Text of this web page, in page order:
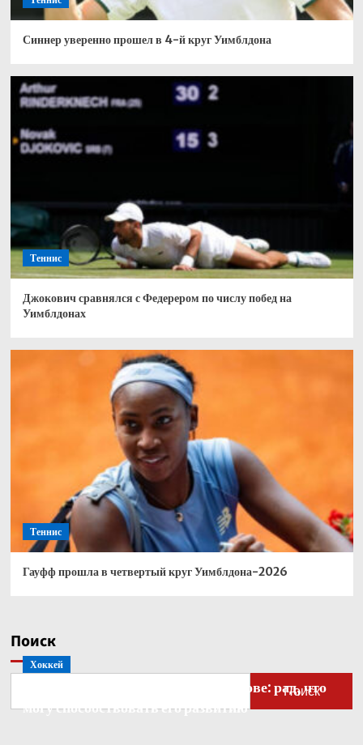
Синнер уверенно прошел в 4-й круг Уимблдона
Теннис
Джокович сравнялся с Федерером по числу побед на
Уимблдонах
Теннис
Гауфф прошла в четвертый круг Уимблдона-2026
Поиск
Поиск
Хоккей
Бобровский — о голкипере Ахтямове: рад, что
могу способствовать его развитию